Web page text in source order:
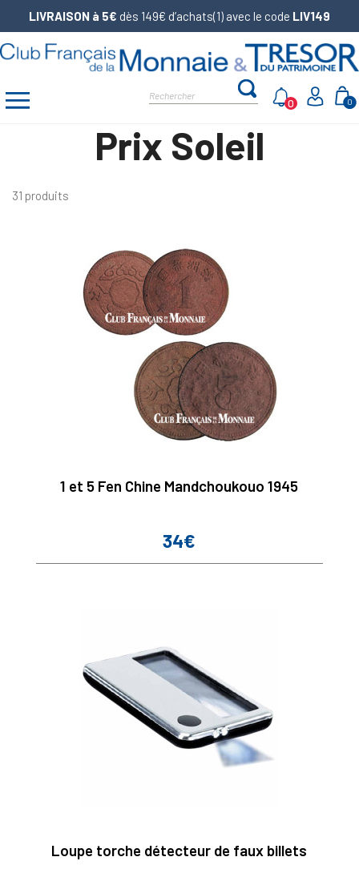
LIVRAISON à 5€ dès 149€ d’achats(1) avec le code LIV149
0
0
Prix Soleil
31 produits
1 et 5 Fen Chine Mandchoukouo 1945
Prix
34€
Loupe torche détecteur de faux billets